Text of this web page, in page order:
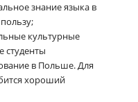
знание языка в
культурные
студенты
в Польше. Для
хороший